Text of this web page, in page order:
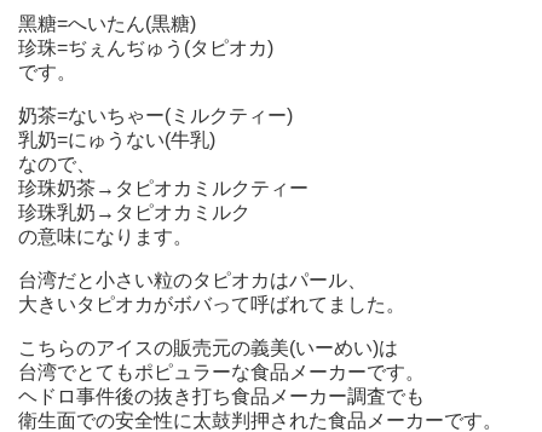
黑糖=へいたん(黒糖)
珍珠=ぢぇんぢゅう(タピオカ)
です。
奶茶=ないちゃー(ミルクティー)
乳奶=にゅうない(牛乳)
なので、
珍珠奶茶→タピオカミルクティー
珍珠乳奶→タピオカミルク
の意味になります。
台湾だと小さい粒のタピオカはパール、
大きいタピオカがボバって呼ばれてました。
こちらのアイスの販売元の義美(いーめい)は
台湾でとてもポピュラーな食品メーカーです。
ヘドロ事件後の抜き打ち食品メーカー調査でも
衛生面での安全性に太鼓判押された食品メーカーです。